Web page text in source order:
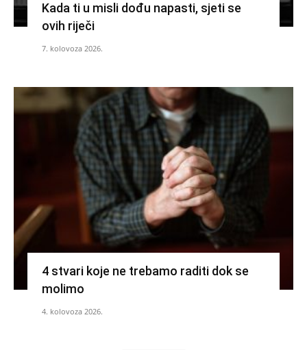
Kada ti u misli dođu napasti, sjeti se
ovih riječi
7. kolovoza 2026.
4 stvari koje ne trebamo raditi dok se
molimo
4. kolovoza 2026.